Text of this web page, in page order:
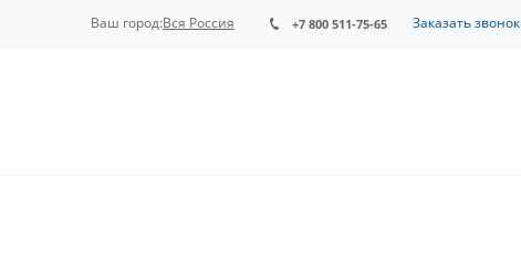
+7 800 511-75-65 Заказать звонок
Ваш город:Вся Россия